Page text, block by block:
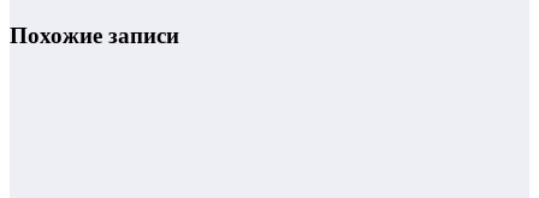
Похожие записи